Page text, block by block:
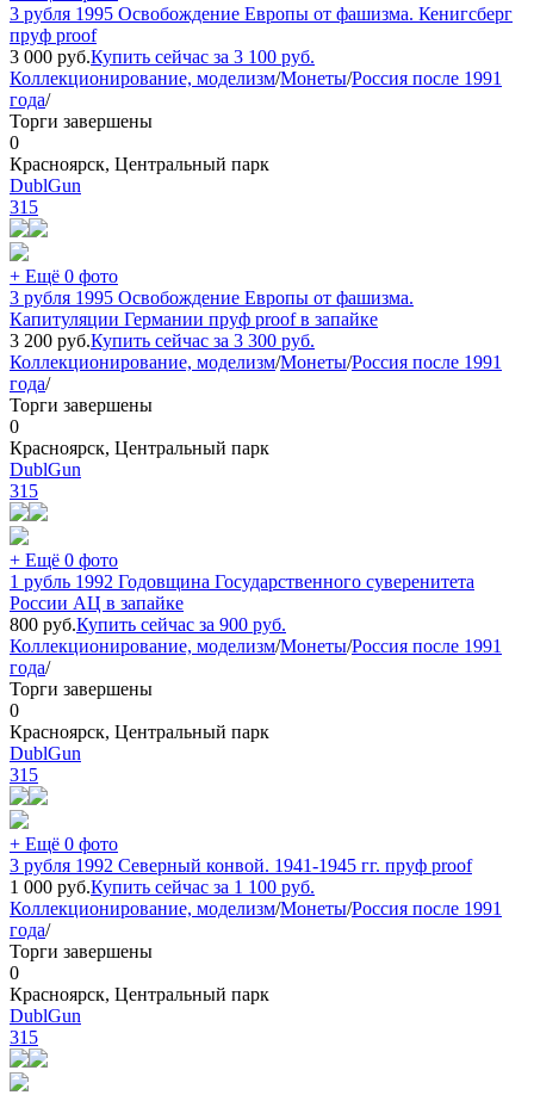
3 рубля 1995 Освобождение Европы от фашизма. Кенигсберг
пруф proof
3 000 руб.Купить сейчас за 3 100 руб.
Коллекционирование, моделизм/Монеты/Россия после 1991
года/
Торги завершены
0
Красноярск, Центральный парк
DublGun
315
+ Ещё 0 фото
3 рубля 1995 Освобождение Европы от фашизма.
Капитуляции Германии пруф proof в запайке
3 200 руб.Купить сейчас за 3 300 руб.
Коллекционирование, моделизм/Монеты/Россия после 1991
года/
Торги завершены
0
Красноярск, Центральный парк
DublGun
315
+ Ещё 0 фото
1 рубль 1992 Годовщина Государственного суверенитета
России АЦ в запайке
800 руб.Купить сейчас за 900 руб.
Коллекционирование, моделизм/Монеты/Россия после 1991
года/
Торги завершены
0
Красноярск, Центральный парк
DublGun
315
+ Ещё 0 фото
3 рубля 1992 Северный конвой. 1941-1945 гг. пруф proof
1 000 руб.Купить сейчас за 1 100 руб.
Коллекционирование, моделизм/Монеты/Россия после 1991
года/
Торги завершены
0
Красноярск, Центральный парк
DublGun
315